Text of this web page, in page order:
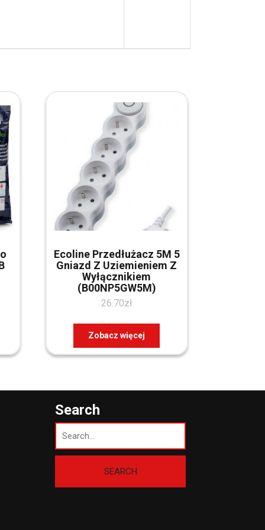
Ecoline Przedłużacz 5M 5
Gniazd Z Uziemieniem Z
Wyłącznikiem
(B00NP5GW5M)
26.70zł
Zobacz więcej
Search